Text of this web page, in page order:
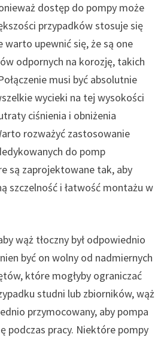
dostęp do pompy może
przypadków stosuje się
warto upewnić się, że są one
odpornych na korozję, takich
musi być absolutnie
wycieki na tej wysokości
ciśnienia i obniżenia
rozważyć zastosowanie
do pomp
są zaprojektowane tak, aby
szczelność i łatwość montażu w
wąż tłoczny był odpowiednio
być on wolny od nadmiernych
które mogłyby ograniczać
studni lub zbiorników, wąż
przymocowany, aby pompa
podczas pracy. Niektóre pompy